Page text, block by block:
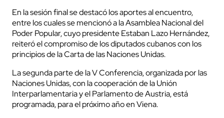
En la sesión final se destacó los aportes al encuentro,
entre los cuales se mencionó a la Asamblea Nacional del
Poder Popular, cuyo presidente Estaban Lazo Hernández,
reiteró el compromiso de los diputados cubanos con los
principios de la Carta de las Naciones Unidas.
La segunda parte de la V Conferencia, organizada por las
Naciones Unidas, con la cooperación de la Unión
Interparlamentaria y el Parlamento de Austria, está
programada, para el próximo año en Viena.